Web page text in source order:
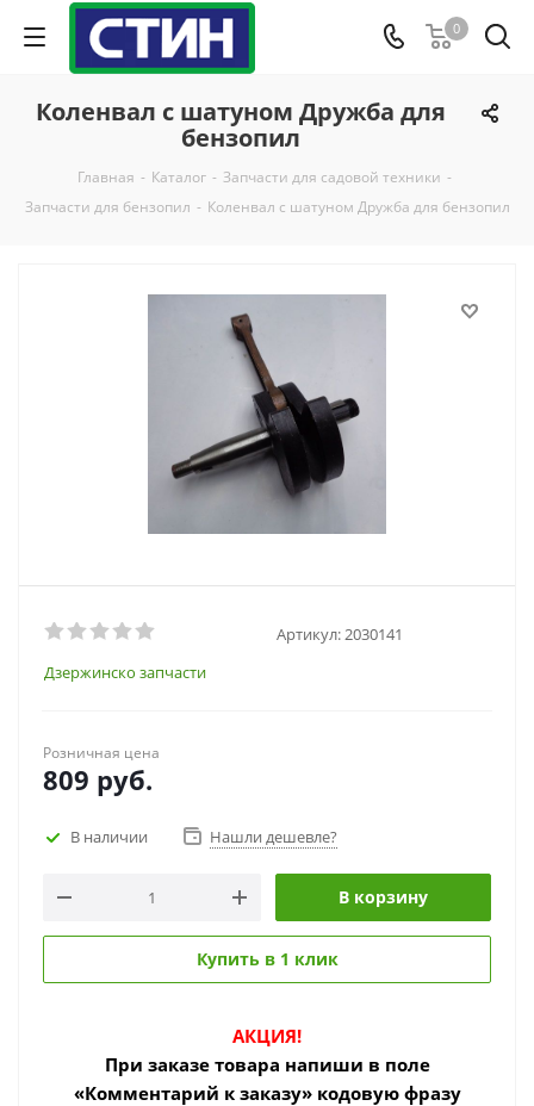
0
Коленвал с шатуном Дружба для
бензопил
Главная - Каталог - Запчасти для садовой техники -
Запчасти для бензопил - Коленвал с шатуном Дружба для бензопил
Артикул: 2030141
Дзержинско запчасти
Розничная цена
809 руб.
В наличии Нашли дешевле?
В корзину
Купить в 1 клик
АКЦИЯ!
При заказе товара напиши в поле
«Комментарий к заказу» кодовую фразу